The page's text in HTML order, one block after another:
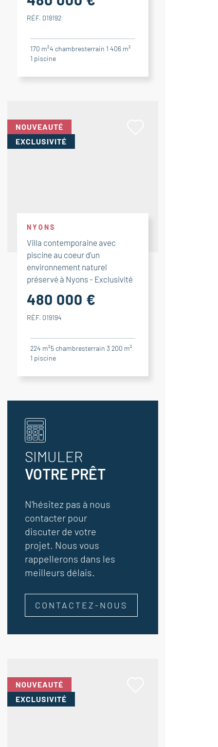
RÉF. 019192
170 m²4 chambresterrain 1 406 m²
1 piscine
NOUVEAUTÉ
EXCLUSIVITÉ
NYONS
Villa contemporaine avec
piscine au coeur d'un
environnement naturel
préservé à Nyons - Exclusivité
480 000 €
RÉF. 019194
224 m²5 chambresterrain 3 200 m²
1 piscine
SIMULER
VOTRE PRÊT
N'hésitez pas à nous
contacter pour
discuter de votre
projet. Nous vous
rappellerons dans les
meilleurs délais.
CONTACTEZ-NOUS
NOUVEAUTÉ
EXCLUSIVITÉ